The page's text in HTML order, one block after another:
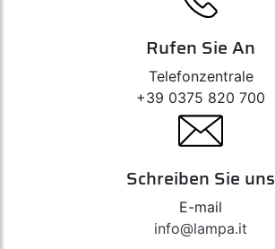
Rufen Sie An
Telefonzentrale
+39 0375 820 700
Schreiben Sie uns
E-mail
info@lampa.it